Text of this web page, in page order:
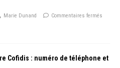
Marie Dunand Commentaires fermés
Cofidis : numéro de téléphone et